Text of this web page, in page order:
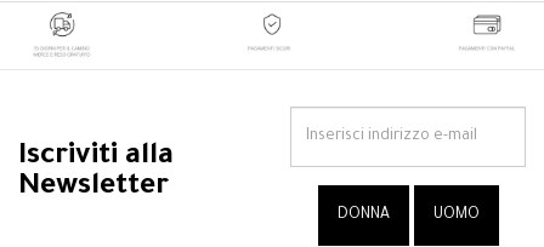
Iscriviti alla
Newsletter